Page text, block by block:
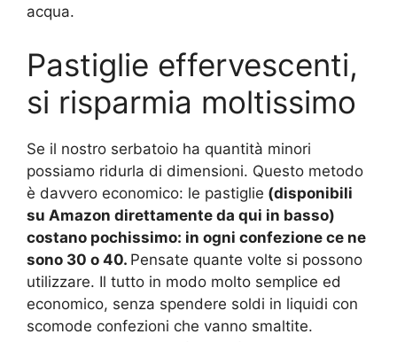
acqua.
Pastiglie effervescenti,
si risparmia moltissimo
Se il nostro serbatoio ha quantità minori
possiamo ridurla di dimensioni. Questo metodo
è davvero economico: le pastiglie (disponibili
su Amazon direttamente da qui in basso)
costano pochissimo: in ogni confezione ce ne
sono 30 o 40. Pensate quante volte si possono
utilizzare. Il tutto in modo molto semplice ed
economico, senza spendere soldi in liquidi con
scomode confezioni che vanno smaltite.